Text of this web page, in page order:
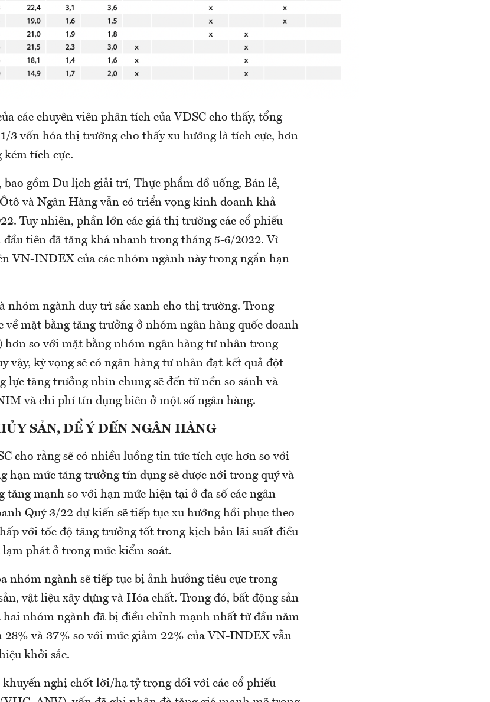
các chuyên viên phân tích của VDSC cho thấy, tổng
3 vốn hóa thị trường cho thấy xu hướng là tích cực, hơn
kém tích cực.
bao gồm Du lịch giải trí, Thực phẩm đồ uống, Bán lẻ,
và Ngân Hàng vẫn có triển vọng kinh doanh khả
Tuy nhiên, phần lớn các giá thị trường các cổ phiếu
tiên đã tăng khá nhanh trong tháng 5-6/2022. Vì
VN-INDEX của các nhóm ngành này trong ngắn hạn
nhóm ngành duy trì sắc xanh cho thị trường. Trong
về mặt bằng tăng trưởng ở nhóm ngân hàng quốc doanh
hơn so với mặt bằng nhóm ngân hàng tư nhân trong
vậy, kỳ vọng sẽ có ngân hàng tư nhân đạt kết quả đột
lực tăng trưởng nhìn chung sẽ đến từ nền so sánh và
và chi phí tín dụng biên ở một số ngân hàng.
SẢN, ĐỂ Ý ĐẾN NGÂN HÀNG
cho rằng sẽ có nhiều luồng tin tức tích cực hơn so với
hạn mức tăng trưởng tín dụng sẽ được nới trong quý và
tăng mạnh so với hạn mức hiện tại ở đa số các ngân
Quý 3/22 dự kiến sẽ tiếp tục xu hướng hồi phục theo
với tốc độ tăng trưởng tốt trong kịch bản lãi suất điều
phát ở trong mức kiểm soát.
nhóm ngành sẽ tiếp tục bị ảnh hưởng tiêu cực trong
vật liệu xây dựng và Hóa chất. Trong đó, bất động sản
hai nhóm ngành đã bị điều chỉnh mạnh nhất từ đầu năm
28% và 37% so với mức giảm 22% của VN-INDEX vẫn
khởi sắc.
khuyến nghị chốt lời/hạ tỷ trọng đối với các cổ phiếu